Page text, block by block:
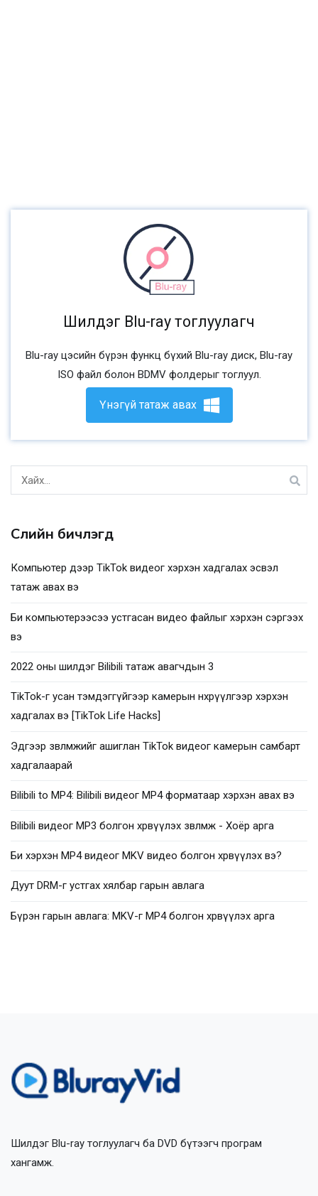
Шилдэг Blu-ray тоглуулагч
Blu-ray цэсийн бүрэн функц бүхий Blu-ray диск, Blu-ray
ISO файл болон BDMV фолдерыг тоглуул.
Үнэгүй татаж авах
Хайх:
Сүүлийн бичлэгүүд
Компьютер дээр TikTok видеог хэрхэн хадгалах эсвэл
татаж авах вэ
Би компьютерээсээ устгасан видео файлыг хэрхэн сэргээх
вэ
2022 оны шилдэг Bilibili татаж авагчдын 3
TikTok-г усан тэмдэггүйгээр камерын өнхрүүлгээр хэрхэн
хадгалах вэ [TikTok Life Hacks]
Эдгээр зөвлөмжийг ашиглан TikTok видеог камерын самбарт
хадгалаарай
Bilibili to MP4: Bilibili видеог MP4 форматаар хэрхэн авах вэ
Bilibili видеог MP3 болгон хөрвүүлэх зөвлөмж - Хоёр арга
Би хэрхэн MP4 видеог MKV видео болгон хөрвүүлэх вэ?
Дуут DRM-г устгах хялбар гарын авлага
Бүрэн гарын авлага: MKV-г MP4 болгон хөрвүүлэх арга
Шилдэг Blu-ray тоглуулагч ба DVD бүтээгч програм
хангамж.